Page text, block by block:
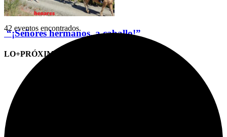
“¡Señores hermanos, a caballo!”
LO+PRÓXIMO (CITAS)
42 eventos encontrados.